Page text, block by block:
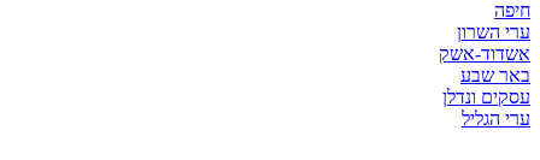
אשק
ונדלן